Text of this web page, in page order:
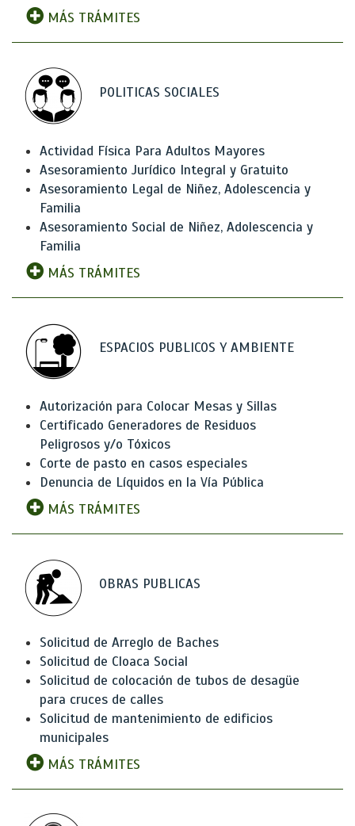
MÁS TRÁMITES
POLITICAS SOCIALES
Actividad Física Para Adultos Mayores
Asesoramiento Jurídico Integral y Gratuito
Asesoramiento Legal de Niñez, Adolescencia y
Familia
Asesoramiento Social de Niñez, Adolescencia y
Familia
MÁS TRÁMITES
ESPACIOS PUBLICOS Y AMBIENTE
Autorización para Colocar Mesas y Sillas
Certificado Generadores de Residuos
Peligrosos y/o Tóxicos
Corte de pasto en casos especiales
Denuncia de Líquidos en la Vía Pública
MÁS TRÁMITES
OBRAS PUBLICAS
Solicitud de Arreglo de Baches
Solicitud de Cloaca Social
Solicitud de colocación de tubos de desagüe
para cruces de calles
Solicitud de mantenimiento de edificios
municipales
MÁS TRÁMITES